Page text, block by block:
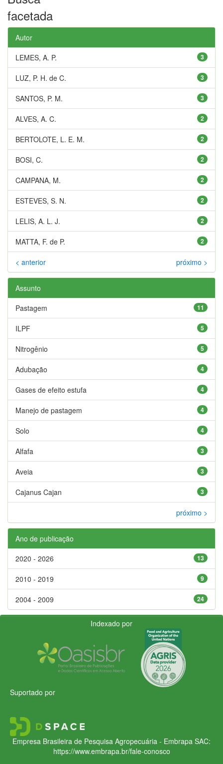
facetada
Autor
3
LEMES, A. P.
3
LUZ, P. H. de C.
3
SANTOS, P. M.
2
ALVES, A. C.
2
BERTOLOTE, L. E. M.
2
BOSI, C.
2
CAMPANA, M.
2
ESTEVES, S. N.
2
LELIS, A. L. J.
2
MATTA, F. de P.
< anterior próximo >
Assunto
11
Pastagem
5
ILPF
5
Nitrogênio
4
Adubação
4
Gases de efeito estufa
4
Manejo de pastagem
4
Solo
3
Alfafa
3
Aveia
3
Cajanus Cajan
próximo >
Ano de publicação
13
2020 - 2026
9
2010 - 2019
24
2004 - 2009
Indexado por
Suportado por
Empresa Brasileira de Pesquisa Agropecuária - Embrapa SAC:
https://www.embrapa.br/fale-conosco